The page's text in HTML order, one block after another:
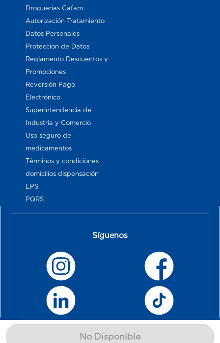
No Disponible
Droguerías Cafam
Autorización Tratamiento
Datos Personales
Proteccion de Datos
Reglamento Descuentos y
Promociones
Reversión Pago
Electrónico
Superintendencia de
Industria y Comercio
Uso seguro de
medicamentos
Términos y condiciones
domicilios dispensación
EPS
PQRS
Síguenos